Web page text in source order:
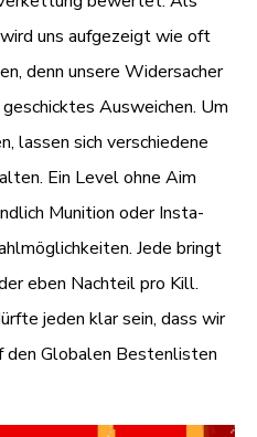
uns aufgezeigt wie oft
denn unsere Widersacher
Ausweichen. Um
lassen sich verschiedene
Ein Level ohne Aim
Munition oder Insta-
Jede bringt
eben Nachteil pro Kill.
jeden klar sein, dass wir
den Globalen Bestenlisten